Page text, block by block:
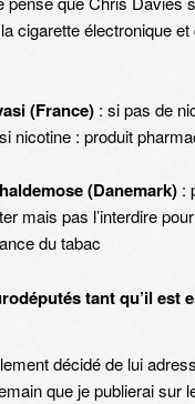
cigarette électronique et
(France) : si pas de
nicotine : produit
(Danemark) :
mais pas l’interdire
du tabac
tant qu’il est
décidé de lui
que je publierai sur